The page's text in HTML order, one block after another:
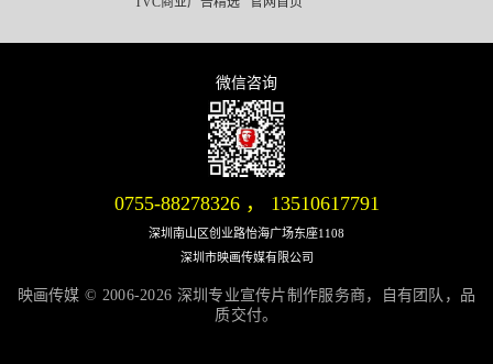
微信咨询
0755-88278326， 13510617791
深圳南山区创业路怡海广场东座1108
深圳市映画传媒有限公司
映画传媒 © 2006-2026 深圳专业宣传片制作服务商，自有团队，品
质交付。